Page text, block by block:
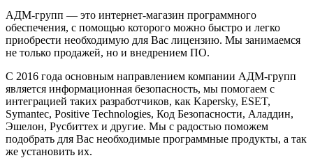
АДМ-групп — это интернет-магазин программного
обеспечения, с помощью которого можно быстро и легко
приобрести необходимую для Вас лицензию. Мы занимаемся
не только продажей, но и внедрением ПО.
С 2016 года основным направлением компании АДМ-групп
является информационная безопасность, мы помогаем с
интеграцией таких разработчиков, как Kapersky, ESET,
Symantec, Positive Technologies, Код Безопасности, Аладдин,
Эшелон, Русбиттех и другие. Мы с радостью поможем
подобрать для Вас необходимые программные продукты, а так
же установить их.